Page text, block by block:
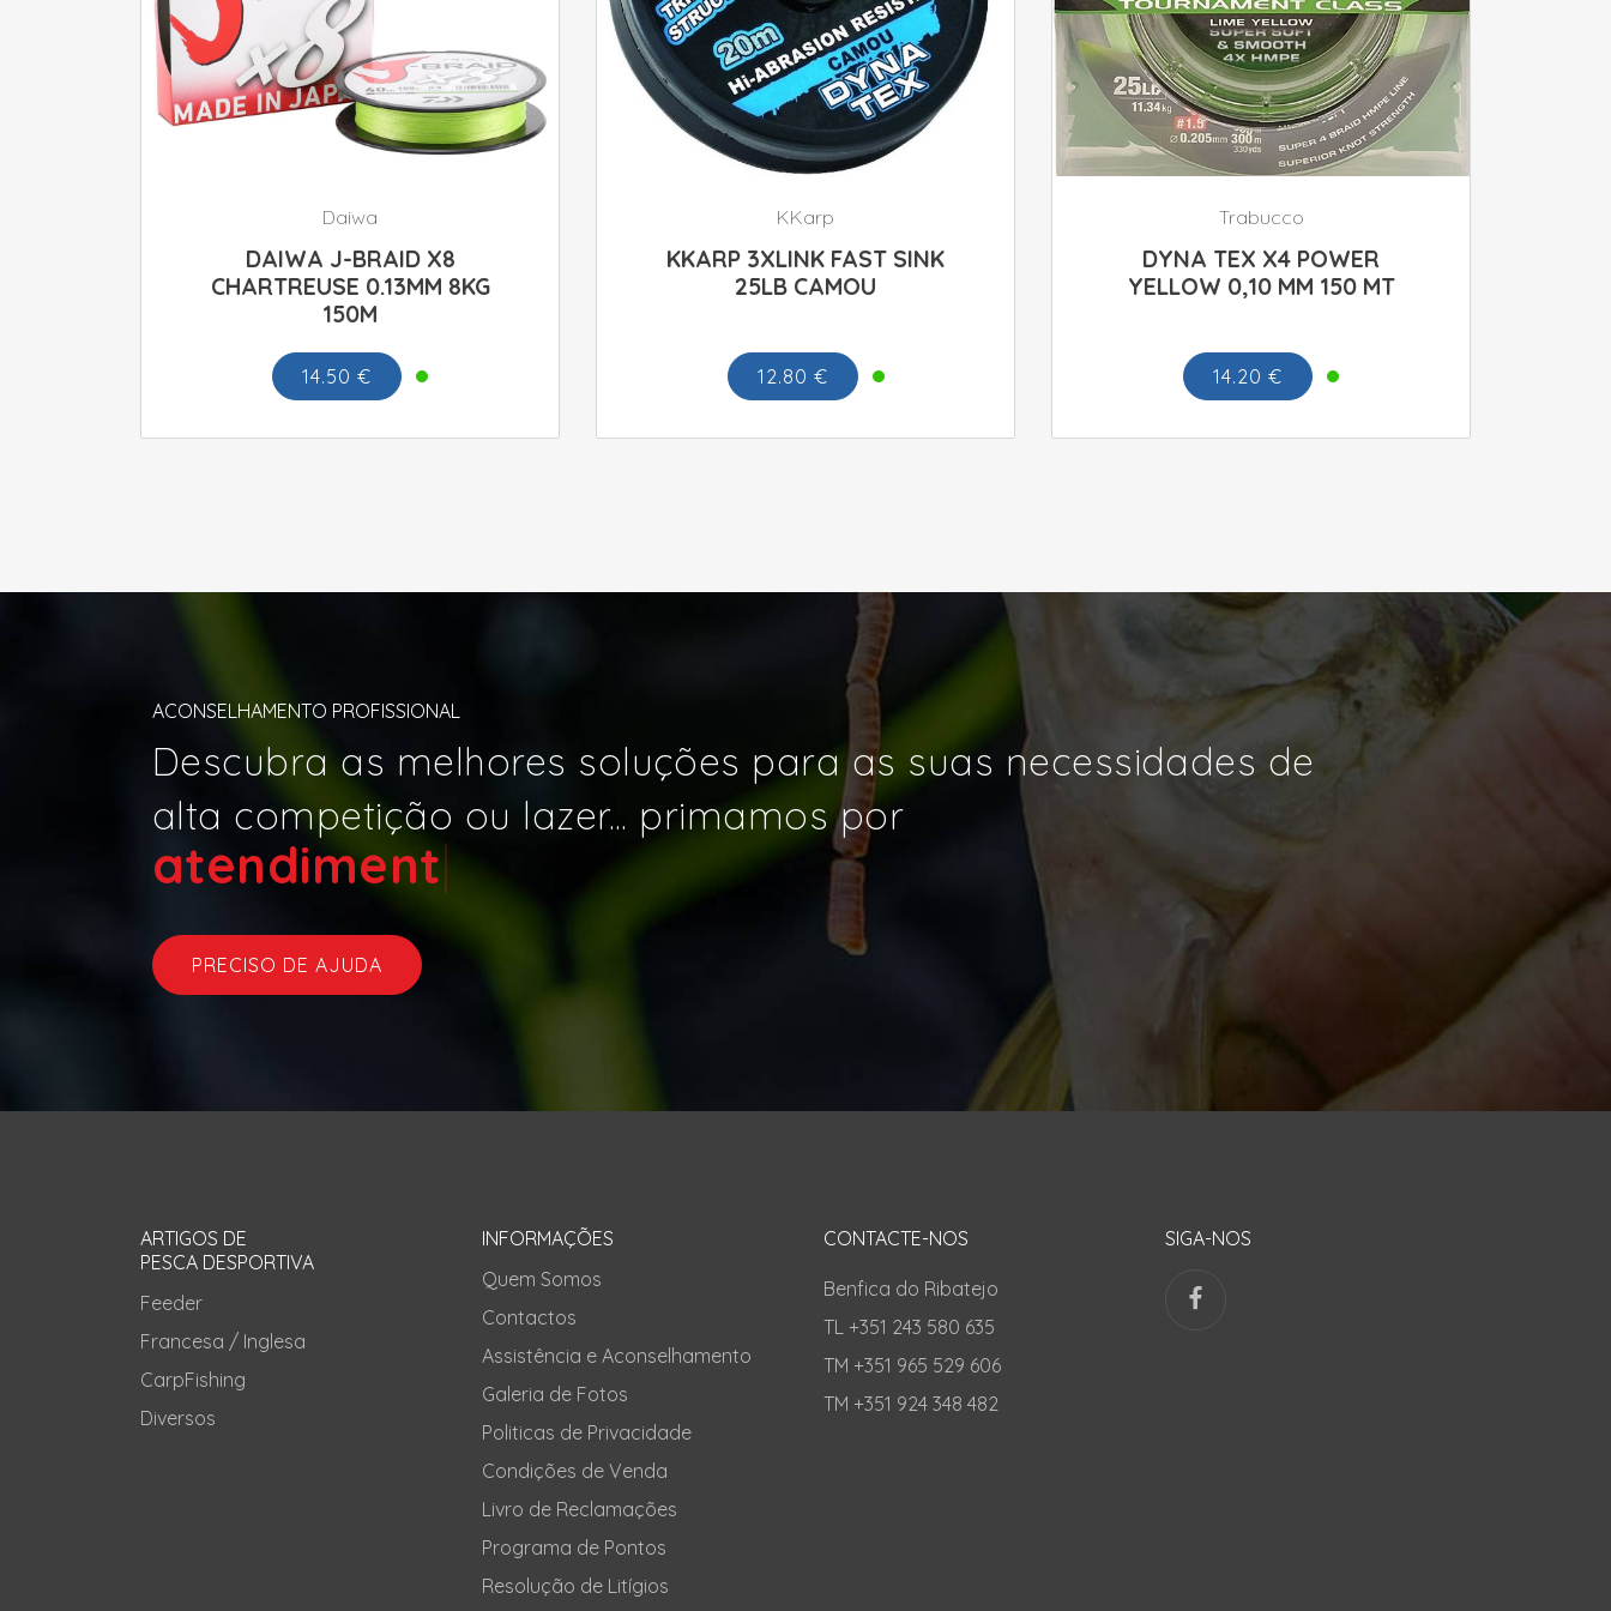
Daiwa
DAIWA J-BRAID X8
CHARTREUSE 0.13MM 8KG
150M
14.50 €
KKarp
KKARP 3XLINK FAST SINK
25LB CAMOU
12.80 €
Trabucco
DYNA TEX X4 POWER
YELLOW 0,10 MM 150 MT
14.20 €
ACONSELHAMENTO PROFISSIONAL
Descubra as melhores soluções para as suas necessidades de
alta competição ou lazer... primamos por
aten|
PRECISO DE AJUDA
ARTIGOS DE
PESCA DESPORTIVA
Feeder
Francesa / Inglesa
CarpFishing
Diversos
INFORMAÇÕES
Quem Somos
Contactos
Assistência e Aconselhamento
Galeria de Fotos
Politicas de Privacidade
Condições de Venda
Livro de Reclamações
Programa de Pontos
Resolução de Litígios
CONTACTE-NOS
Benfica do Ribatejo
TL +351 243 580 635
TM +351 965 529 606
TM +351 924 348 482
SIGA-NOS